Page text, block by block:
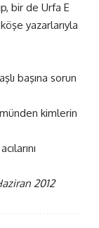
bir de Urfa E
yazarlarıyla
başına sorun
kimlerin
2012